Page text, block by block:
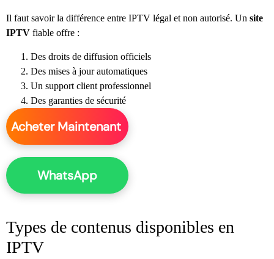
Il faut savoir la différence entre IPTV légal et non autorisé. Un site
IPTV fiable offre :
Des droits de diffusion officiels
Des mises à jour automatiques
Un support client professionnel
Des garanties de sécurité
Acheter Maintenant
WhatsApp
Types de contenus disponibles en
IPTV